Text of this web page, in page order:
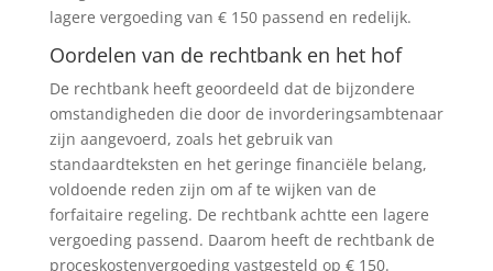
lagere vergoeding van € 150 passend en redelijk.
Oordelen van de rechtbank en het hof
De rechtbank heeft geoordeeld dat de bijzondere
omstandigheden die door de invorderingsambtenaar
zijn aangevoerd, zoals het gebruik van
standaardteksten en het geringe financiële belang,
voldoende reden zijn om af te wijken van de
forfaitaire regeling. De rechtbank achtte een lagere
vergoeding passend. Daarom heeft de rechtbank de
proceskostenvergoeding vastgesteld op € 150.